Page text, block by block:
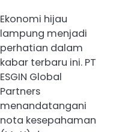
Ekonomi hijau
lampung menjadi
perhatian dalam
kabar terbaru ini. PT
ESGIN Global
Partners
menandatangani
nota kesepahaman